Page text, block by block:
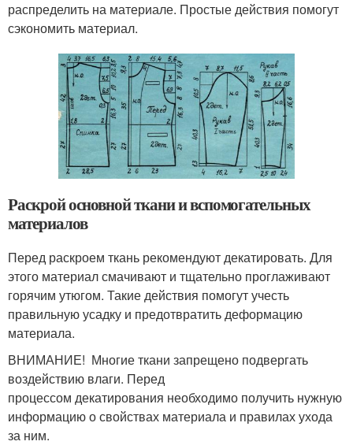
распределить на материале. Простые действия помогут
сэкономить материал.
Раскрой основной ткани и вспомогательных
материалов
Перед раскроем ткань рекомендуют декатировать. Для
этого материал смачивают и тщательно проглаживают
горячим утюгом. Такие действия помогут учесть
правильную усадку и предотвратить деформацию
материала.
ВНИМАНИЕ! Многие ткани запрещено подвергать
воздействию влаги. Перед
процессом декатирования необходимо получить нужную
информацию о свойствах материала и правилах ухода
за ним.